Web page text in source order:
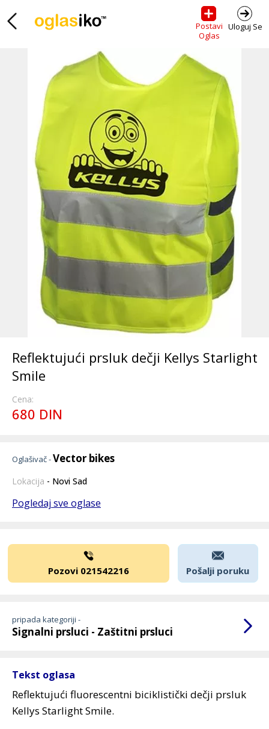
Postavi
Oglas
Uloguj Se
Reflektujući prsluk dečji Kellys Starlight
Smile
Cena:
680 DIN
Oglašivač -Vector bikes
Lokacija - Novi Sad
Pogledaj sve oglase
Pozovi 021542216 Pošalji poruku
pripada kategoriji -
Signalni prsluci - Zaštitni prsluci
Tekst oglasa
Reflektujući fluorescentni biciklistički dečji prsluk
Kellys Starlight Smile.